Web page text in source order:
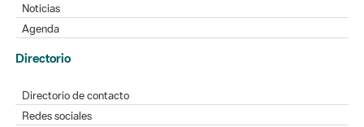
Noticias
Agenda
Directorio
Directorio de contacto
Redes sociales